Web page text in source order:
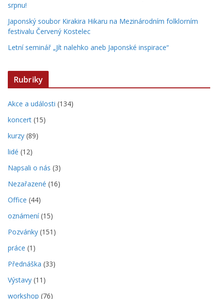
srpnu!
Japonský soubor Kirakira Hikaru na Mezinárodním folklorním
festivalu Červený Kostelec
Letní seminář „Jít nalehko aneb Japonské inspirace“
Rubriky
Akce a události (134)
koncert (15)
kurzy (89)
lidé (12)
Napsali o nás (3)
Nezařazené (16)
Office (44)
oznámení(15)
Pozvánky (151)
práce (1)
Přednáška (33)
Výstavy (11)
workshop (76)